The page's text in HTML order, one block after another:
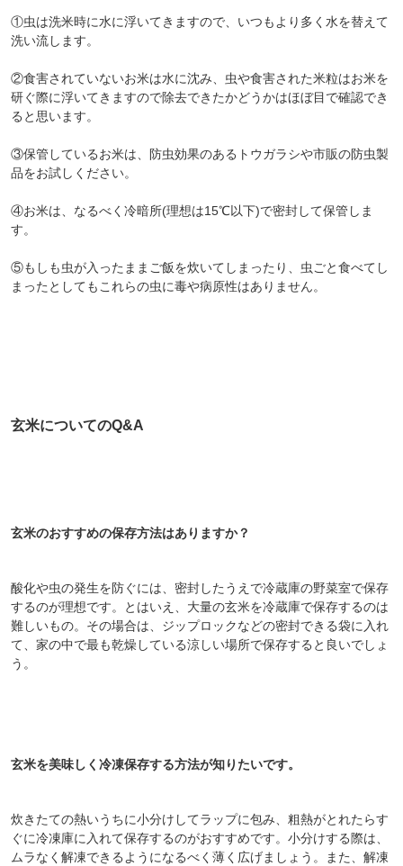
①虫は洗米時に水に浮いてきますので、いつもより多く水を替えて
洗い流します。
②食害されていないお米は水に沈み、虫や食害された米粒はお米を
研ぐ際に浮いてきますので除去できたかどうかはほぼ目で確認でき
ると思います。
③保管しているお米は、防虫効果のあるトウガラシや市販の防虫製
品をお試しください。
④お米は、なるべく冷暗所(理想は15℃以下)で密封して保管しま
す。
⑤もしも虫が入ったままご飯を炊いてしまったり、虫ごと食べてし
まったとしてもこれらの虫に毒や病原性はありません。
玄米についてのQ&A
玄米のおすすめの保存方法はありますか？
酸化や虫の発生を防ぐには、密封したうえで冷蔵庫の野菜室で保存
するのが理想です。とはいえ、大量の玄米を冷蔵庫で保存するのは
難しいもの。その場合は、ジップロックなどの密封できる袋に入れ
て、家の中で最も乾燥している涼しい場所で保存すると良いでしょ
う。
玄米を美味しく冷凍保存する方法が知りたいです。
炊きたての熱いうちに小分けしてラップに包み、粗熱がとれたらす
ぐに冷凍庫に入れて保存するのがおすすめです。小分けする際は、
ムラなく解凍できるようになるべく薄く広げましょう。また、解凍